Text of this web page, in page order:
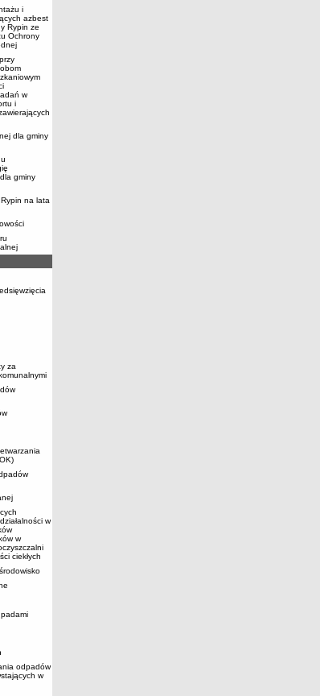
i
azbest
Rypin ze
Ochrony
w
i
dla gminy
gminy
na lata
za
w
w
ciekłych
odpadów
w